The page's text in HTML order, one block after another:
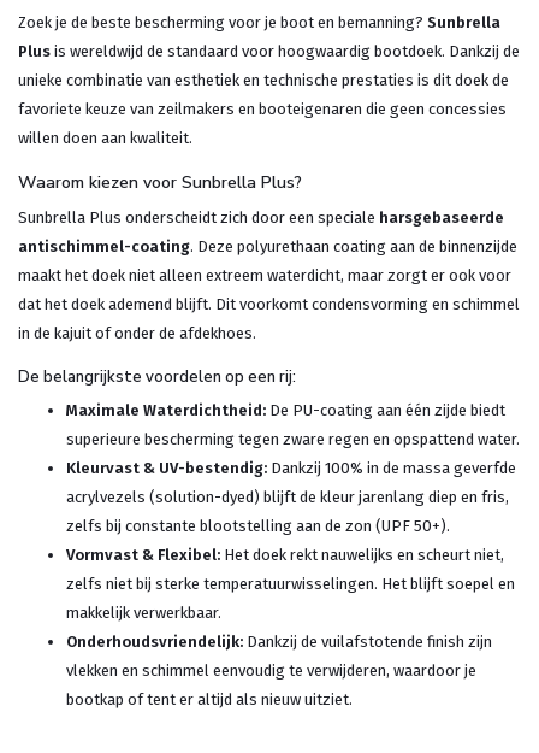
Zoek je de beste bescherming voor je boot en bemanning? Sunbrella
Plus is wereldwijd de standaard voor hoogwaardig bootdoek. Dankzij de
unieke combinatie van esthetiek en technische prestaties is dit doek de
favoriete keuze van zeilmakers en booteigenaren die geen concessies
willen doen aan kwaliteit.
Waarom kiezen voor Sunbrella Plus?
Sunbrella Plus onderscheidt zich door een speciale harsgebaseerde
antischimmel-coating. Deze polyurethaan coating aan de binnenzijde
maakt het doek niet alleen extreem waterdicht, maar zorgt er ook voor
dat het doek ademend blijft. Dit voorkomt condensvorming en schimmel
in de kajuit of onder de afdekhoes.
De belangrijkste voordelen op een rij:
Maximale Waterdichtheid: De PU-coating aan één zijde biedt
superieure bescherming tegen zware regen en opspattend water.
Kleurvast & UV-bestendig: Dankzij 100% in de massa geverfde
acrylvezels (solution-dyed) blijft de kleur jarenlang diep en fris,
zelfs bij constante blootstelling aan de zon (UPF 50+).
Vormvast & Flexibel: Het doek rekt nauwelijks en scheurt niet,
zelfs niet bij sterke temperatuurwisselingen. Het blijft soepel en
makkelijk verwerkbaar.
Onderhoudsvriendelijk: Dankzij de vuilafstotende finish zijn
vlekken en schimmel eenvoudig te verwijderen, waardoor je
bootkap of tent er altijd als nieuw uitziet.